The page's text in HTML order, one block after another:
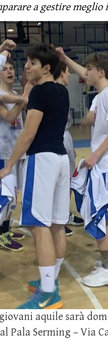
a gestire
aquile sarà
al Pala Serming – Via